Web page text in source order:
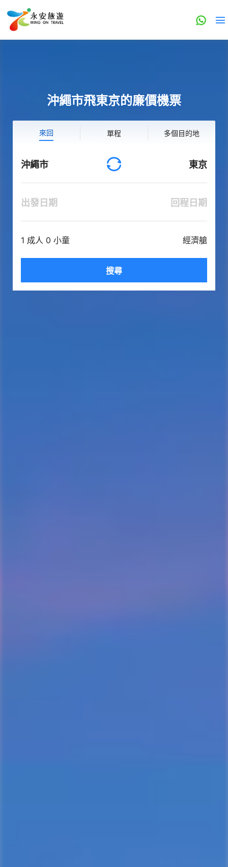
沖繩市飛東京的廉價機票
來回 單程 多個目的地
沖繩市 東京
出發日期 回程日期
1 成人 0 小童 經濟艙
搜尋